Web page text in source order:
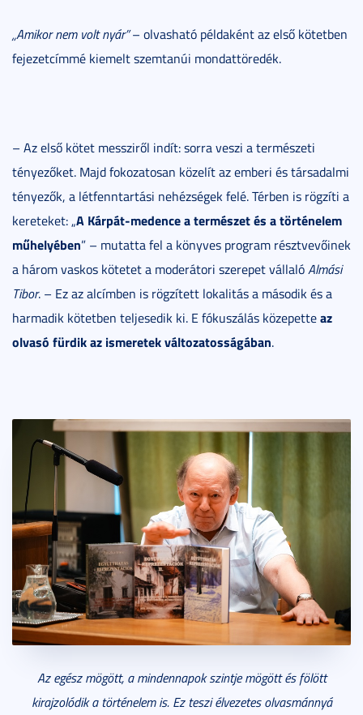
„Amikor nem volt nyár”– olvasható példaként az első kötetben
fejezetcímmé kiemelt szemtanúi mondattöredék.
– Az első kötet messziről indít: sorra veszi a természeti
tényezőket. Majd fokozatosan közelít az emberi és társadalmi
tényezők, a létfenntartási nehézségek felé. Térben is rögzíti a
kereteket: „A Kárpát-medence a természet és a történelem
műhelyében” – mutatta fel a könyves program résztvevőinek
a három vaskos kötetet a moderátori szerepet vállalóAlmási
Tibor. – Ez az alcímben is rögzített lokalitás a második és a
harmadik kötetben teljesedik ki. E fókuszálás közepetteaz
olvasó fürdik az ismeretek változatosságában.
Az egész mögött, a mindennapok szintje mögött és fölött
kirajzolódik a történelem is. Ez teszi élvezetes olvasmánnyá